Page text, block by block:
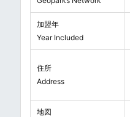
加盟年
Year Included
住所
Address
地図